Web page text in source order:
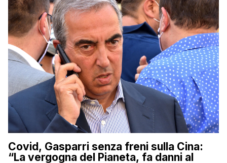
Covid, Gasparri senza freni sulla Cina:
“La vergogna del Pianeta, fa danni al